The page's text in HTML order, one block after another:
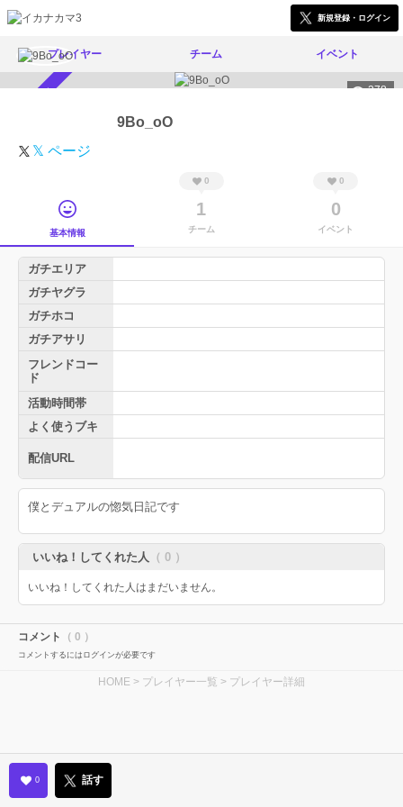
新規登録・ログイン
プレイヤー チーム イベント
278
9Bo_oO
𝕏 ページ
基本情報
0
1
チーム
0
0
イベント
ガチエリア
ガチヤグラ
ガチホコ
ガチアサリ
フレンドコー
ド
活動時間帯
よく使うブキ
配信URL
僕とデュアルの惚気日記です
いいね！してくれた人 （ 0 ）
いいね！してくれた人はまだいません。
コメント （ 0 ）
コメントするにはログインが必要です
HOME > プレイヤー一覧 > プレイヤー詳細
0 話す